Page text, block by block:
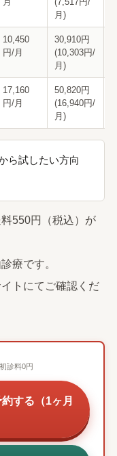
月)
10,450
円/月
30,910円
(10,303円/
月)
17,160
円/月
50,820円
(16,940円/
月)
ら試したい方向
550円（税込）が
療です。
トにてご確認くだ
診料0円
する（1ヶ月